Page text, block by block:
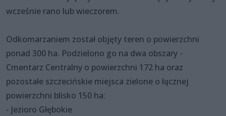
wcześnie rano lub wieczorem.
Odkomarzaniem został objęty teren o powierzchni
ponad 300 ha. Podzielono go na dwa obszary -
Cmentarz Centralny o powierzchni 172 ha oraz
pozostałe szczecińskie miejsca zielone o łącznej
powierzchni blisko 150 ha:
- Jezioro Głębokie